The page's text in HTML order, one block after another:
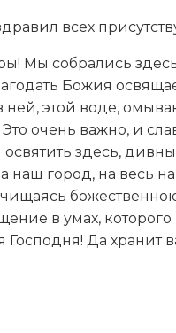
всех
Мы собрались
Божия
ней, этой воде,
очень важно, и
здесь,
наш город, на весь
в умах,
Да хранит